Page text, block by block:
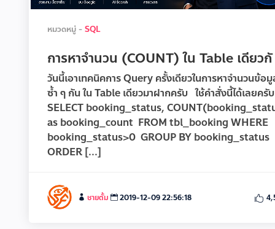
หมวดหมู่ - SQL
การหาจำนวน (COUNT) ใน Table เดียวกั
วันนี้เอาเทคนิคการ Query ครั้งเดียวในการหาจำนวนข้อ
ซ้ำ ๆ กัน ใน Table เดียวมาฝากครับ ใช้คำสั่งนี้ได้เลยค
SELECT booking_status,
as booking_count FROM tbl_booking WHERE
booking_status>0 GROUP BY booking_status
ORDER [...]
ชายตั้ม 2019-12-09 22:56:18